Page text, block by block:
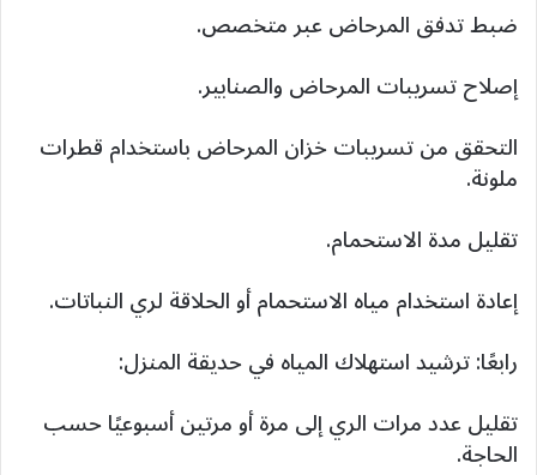
ضبط تدفق المرحاض عبر متخصص.
إصلاح تسريبات المرحاض والصنابير.
التحقق من تسريبات خزان المرحاض باستخدام قطرات
ملونة.
تقليل مدة الاستحمام.
إعادة استخدام مياه الاستحمام أو الحلاقة لري النباتات.
رابعًا: ترشيد استهلاك المياه في حديقة المنزل:
تقليل عدد مرات الري إلى مرة أو مرتين أسبوعيًا حسب
الحاجة.